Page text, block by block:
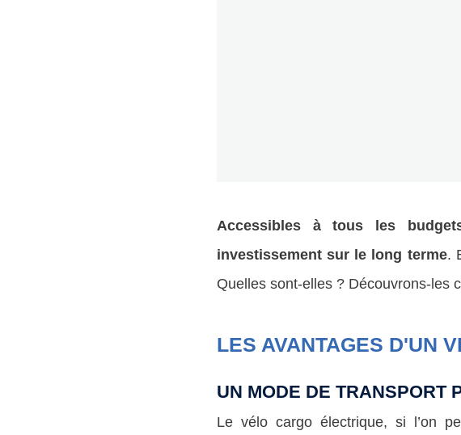
Accessibles à tous les
investissement sur le long terme.
Quelles sont-elles ? Découvrons-les
LES AVANTAGES D'UN
UN MODE DE TRANSPORT
Le vélo cargo électrique, si l’on